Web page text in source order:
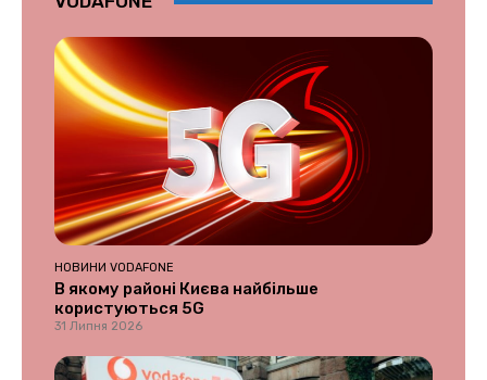
НОВИНИ VODAFONE
В якому районі Києва найбільше
користуються 5G
31 Липня 2026